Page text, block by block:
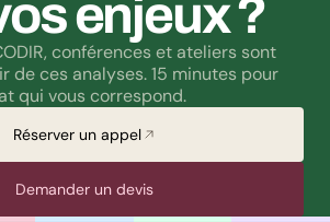
enjeux ?
conférences et ateliers sont
de ces analyses. 15 minutes pour
qui vous correspond.
Réserver un appel
Demander un devis